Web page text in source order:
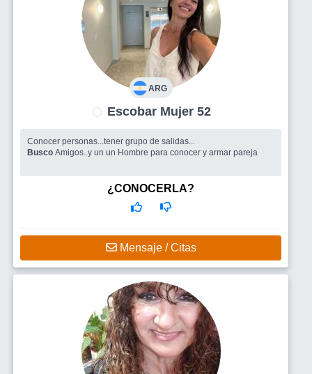
ARG
Escobar Mujer 52
Conocer personas...tener grupo de salidas...
Busco Amigos..y un un Hombre para conocer y armar pareja
¿CONOCERLA?
Mensaje / Citas